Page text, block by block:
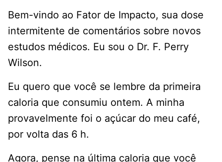
Bem-vindo ao Fator de Impacto, sua dose
intermitente de comentários sobre novos
estudos médicos. Eu sou o Dr. F. Perry
Wilson.
Eu quero que você se lembre da primeira
caloria que consumiu ontem. A minha
provavelmente foi o açúcar do meu café,
por volta das 6 h.
Agora, pense na última caloria que você